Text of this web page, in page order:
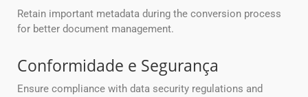
Retain important metadata during the conversion process
for better document management.
Conformidade e Segurança
Ensure compliance with data security regulations and